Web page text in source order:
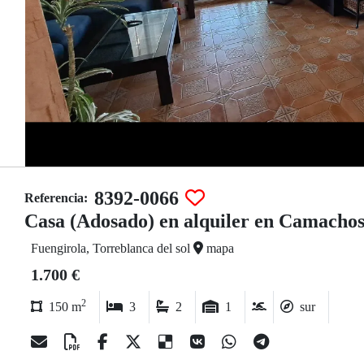
Referencia: 8392-0066
Casa (Adosado) en alquiler en
Fuengirola, Torreblanca del sol mapa
1.700 €
150 m2 3 2 1 sur